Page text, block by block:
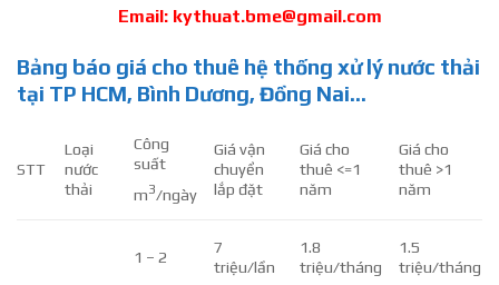
Email: kythuat.bme@gmail.com
Bảng báo giá cho thuê hệ thống xử lý nước thải
tại TP HCM, Bình Dương, Đồng Nai…
STT
Loại
nước
thải
Công
suất
m3/ngày
Giá vận
chuyển
lắp đặt
Giá cho
thuê <=1
năm
Giá cho
thuê >1
năm
1 – 2
7
triệu/lần
1.8
triệu/tháng
1.5
triệu/tháng